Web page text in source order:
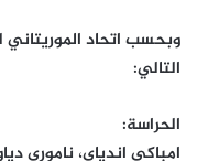
وبحسب اتحاد
التالي:
الحراسة:
امباكي اندياي، ناموري